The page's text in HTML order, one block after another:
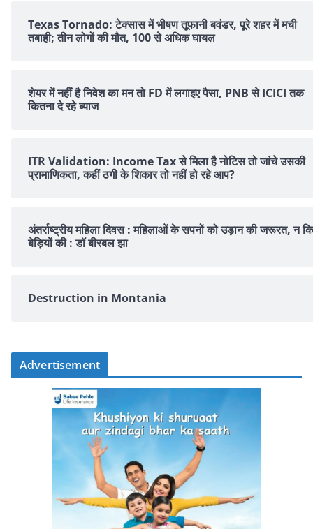
Texas Tornado: टेक्सास में भीषण तूफानी बवंडर, पूरे शहर में मची
तबाही; तीन लोगों की मौत, 100 से अधिक घायल
शेयर में नहीं है न‍िवेश का मन तो FD में लगाइए पैसा, PNB से ICICI तक
क‍ितना दे रहे ब्‍याज
ITR Validation: Income Tax से मिला है नोटिस तो जांचे उसकी
प्रामाणिकता, कहीं ठगी के शिकार तो नहीं हो रहे आप?
अंतर्राष्ट्रीय महिला दिवस : महिलाओं के सपनों को उड़ान की जरूरत, न कि
बेड़ियों की : डॉ बीरबल झा
Destruction in Montania
Advertisement